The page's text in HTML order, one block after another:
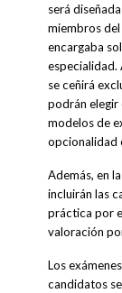
será
miembros
encargaba
especialidad.
se ceñirá
podrán elegir
modelos de
opcionalidad
Además, en
incluirán las
práctica por
valoración
Los
candidatos